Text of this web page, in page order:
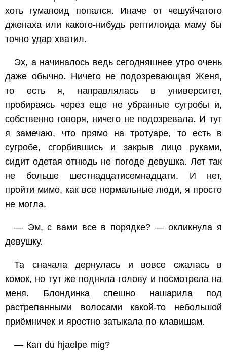
хоть гуманоид попался. Иначе от чешуйчатого
дженаха или какого-нибудь рептилоида маму бы
точно удар хватил.
Эх, а начиналось ведь сегодняшнее утро очень
даже обычно. Ничего не подозревающая Женя,
то есть я, направлялась в университет,
пробираясь через еще не убранные сугробы и,
собственно говоря, ничего не подозревала. И тут
я замечаю, что прямо на тротуаре, то есть в
сугробе, сгорбившись и закрыв лицо руками,
сидит одетая отнюдь не погоде девушка. Лет так
не больше шестнадцатисемнадцати. И нет,
пройти мимо, как все нормальные люди, я просто
не могла.
— Эм, с вами все в порядке? — окликнула я
девушку.
Та сначала дернулась и вовсе сжалась в
комок, но тут же подняла голову и посмотрела на
меня. Блондинка спешно нашарила под
растрепанными волосами какой-то небольшой
приёмничек и яростно затыкала по клавишам.
— Кап du hjaelpe mig?